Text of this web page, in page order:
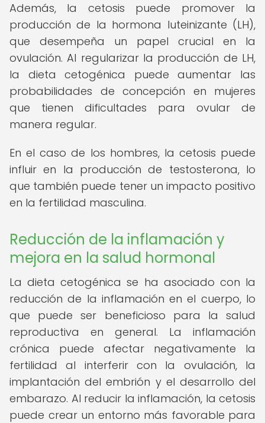
Además, la cetosis puede promover la
producción de la hormona luteinizante (LH),
que desempeña un papel crucial en la
ovulación. Al regularizar la producción de LH,
la dieta cetogénica puede aumentar las
probabilidades de concepción en mujeres
que tienen dificultades para ovular de
manera regular.
En el caso de los hombres, la cetosis puede
influir en la producción de testosterona, lo
que también puede tener un impacto positivo
en la fertilidad masculina.
Reducción de la inflamación y
mejora en la salud hormonal
La dieta cetogénica se ha asociado con la
reducción de la inflamación en el cuerpo, lo
que puede ser beneficioso para la salud
reproductiva en general. La inflamación
crónica puede afectar negativamente la
fertilidad al interferir con la ovulación, la
implantación del embrión y el desarrollo del
embarazo. Al reducir la inflamación, la cetosis
puede crear un entorno más favorable para